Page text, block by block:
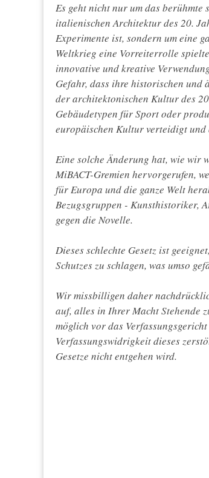
Es geht nicht nur um das
italienischen Architektur des 20.
Experimente ist, sondern um eine
Weltkrieg eine Vorreiterrolle
innovative und kreative
Gefahr, dass ihre historischen und
der architektonischen Kultur des
Gebäudetypen für Sport oder
europäischen Kultur verteidigt
Eine solche Änderung hat, wie wir
MiBACT-Gremien hervorgerufen,
für Europa und die ganze Welt
Bezugsgruppen - Kunsthistoriker,
gegen die Novelle.
Dieses schlechte Gesetz ist
Schutzes zu schlagen, was umso
Wir missbilligen daher
auf, alles in Ihrer Macht Stehende
möglich vor das
Verfassungswidrigkeit dieses
Gesetze nicht entgehen wird.